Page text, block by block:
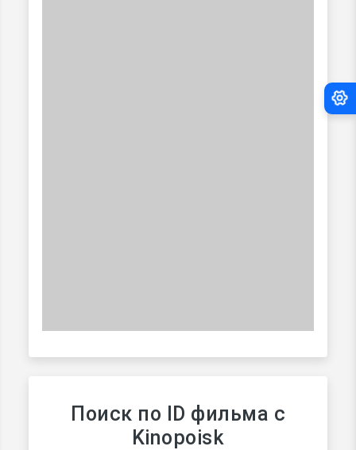
Поиск по ID фильма с
Kinopoisk